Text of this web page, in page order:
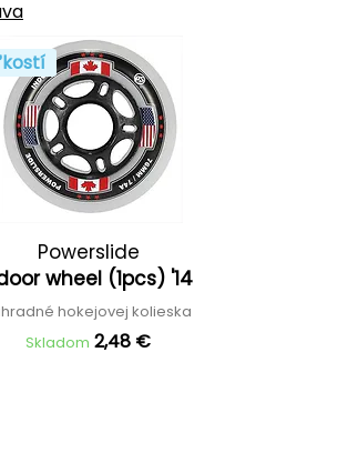
Powerslide
wheel (1pcs) '14
hokejovej kolieska
Skladom 2,48 €